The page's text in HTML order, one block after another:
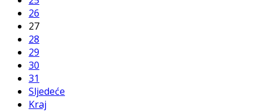
26
27
28
29
30
31
Sljedeće
Kraj